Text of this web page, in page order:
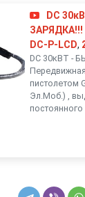
DC
ЗАРЯДКА!!!
DC-P-LCD,
DC 30кВТ -
пистолетом
Эл.Моб.) ,